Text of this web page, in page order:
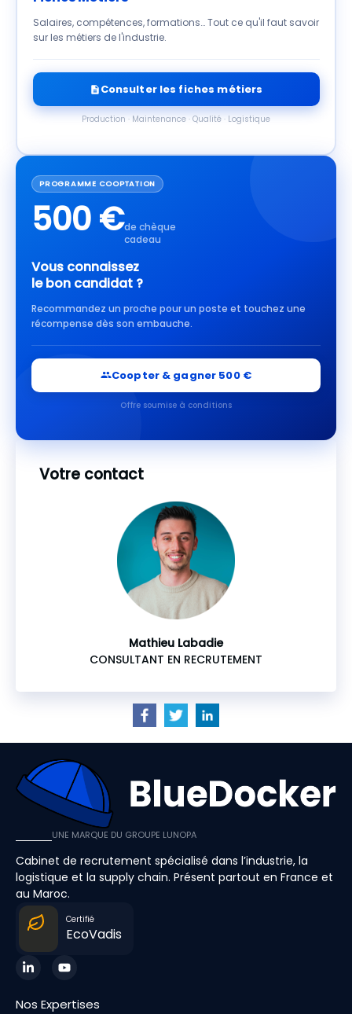
Salaires, compétences, formations… Tout ce qu'il faut savoir
sur les métiers de l'industrie.
Consulter les fiches métiers
Production · Maintenance · Qualité · Logistique
PROGRAMME COOPTATION
500 €de chèque
cadeau
Vous connaissez
le bon candidat ?
Recommandez un proche pour un poste et touchez une
récompense dès son embauche.
Coopter & gagner 500 €
Offre soumise à conditions
Votre contact
Mathieu Labadie
CONSULTANT EN RECRUTEMENT
UNE MARQUE DU GROUPE LUNOPA
Cabinet de recrutement spécialisé dans l’industrie, la
logistique et la supply chain. Présent partout en France et
au Maroc.
Certifié
EcoVadis
Nos Expertises